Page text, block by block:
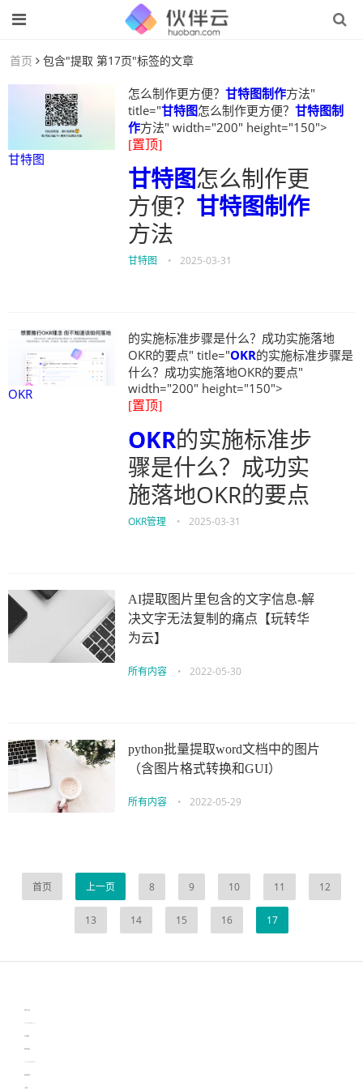
首页 包含"提取 第17页"标签的文章
甘特图
怎么制作更方便？ 甘特图制作方法"
title="甘特图怎么制作更方便？ 甘特图制
作方法" width="200" height="150">
[置顶]
甘特图怎么制作更
方便？ 甘特图制作
方法
甘特图 • 2025-03-31
OKR
的实施标准步骤是什么？成功实施落地
OKR的要点" title="OKR的实施标准步骤是
什么？成功实施落地OKR的要点"
width="200" height="150">
[置顶]
OKR的实施标准步
骤是什么？成功实
施落地OKR的要点
OKR管理 • 2025-03-31
AI提取图片里包含的文字信息-解
决文字无法复制的痛点【玩转华
为云】
所有内容 • 2022-05-30
python批量提取word文档中的图片
（含图片格式转换和GUI）
所有内容 • 2022-05-29
首页 上一页 8 9 10 11 12
13 14 15 16 17